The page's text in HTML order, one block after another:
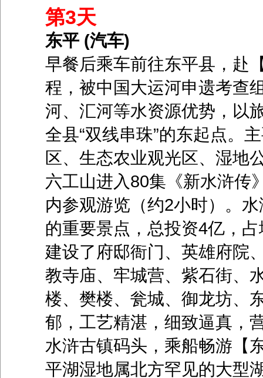
第3天
东平 (汽车)
早餐后乘车前往东平县，赴
程，被中国大运河申遗考查
河、汇河等水资源优势，以
全县“双线串珠”的东起点。
区、生态农业观光区、湿地
六工山进入80集《新水浒传
内参观游览（约2小时）。
的重要景点，总投资4亿，
建设了府邸衙门、英雄府院
教寺庙、牢城营、紫石街、
楼、樊楼、瓮城、御龙坊、
郁，工艺精湛，细致逼真，
水浒古镇码头，乘船畅游【
平湖湿地属北方罕见的大型